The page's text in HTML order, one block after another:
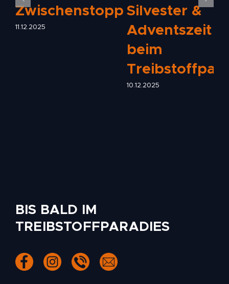
Zwischenstopp
11.12.2025
Silvester &
Adventszeit
beim
10.12.2025
BIS BALD IM
TREIBSTOFFPARADIES